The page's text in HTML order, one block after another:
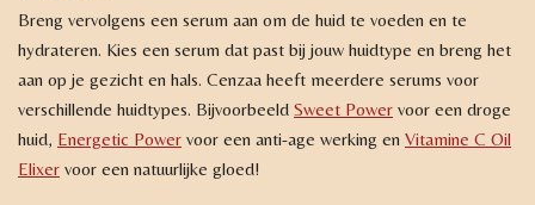
Breng vervolgens een serum aan om de huid te voeden en te
hydrateren. Kies een serum dat past bij jouw huidtype en breng het
aan op je gezicht en hals. Cenzaa heeft meerdere serums voor
verschillende huidtypes. Bijvoorbeeld Sweet Power voor een droge
huid, Energetic Power voor een anti-age werking en Vitamine C Oil
Elixer voor een natuurlijke gloed!